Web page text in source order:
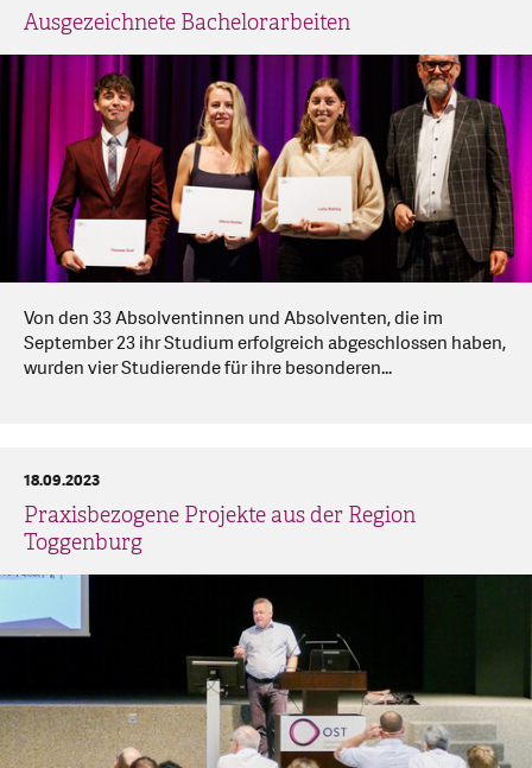
Ausgezeichnete Bachelorarbeiten
Von den 33 Absolventinnen und Absolventen, die im
September 23 ihr Studium erfolgreich abgeschlossen haben,
wurden vier Studierende für ihre besonderen...
Praxisbezogene Projekte aus der Region
Toggenburg
18.09.2023